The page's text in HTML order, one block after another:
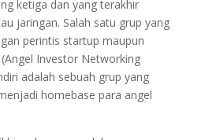
ketiga dan yang terakhir
jaringan. Salah satu grup yang
perintis startup maupun
(Angel Investor Networking
adalah sebuah grup yang
homebase para angel